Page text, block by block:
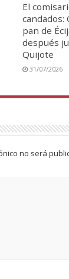
El
candados:
pan de
después
Quijote
31/07/2026
no será